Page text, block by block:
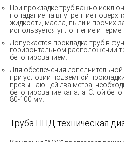
При прокладке труб важно
попадание на внутренние
жидкости, масла, пыли и прочих
используется уплотнение и
Допускается прокладка труб в
горизонтальном расположении
бетонированием.
Для обеспечения
при условии подземной прокладки
превышающей два метра,
бетонирование канала. Слой
80-100 мм.
Труба ПНД техническая